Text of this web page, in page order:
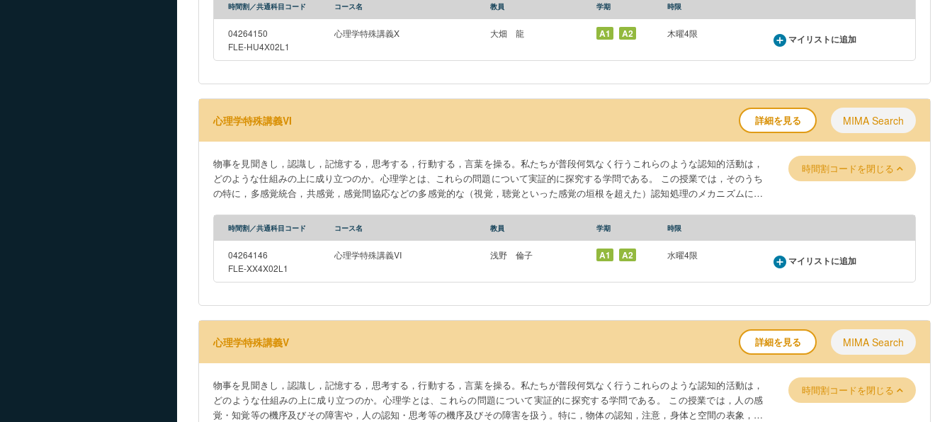
がどのように変容するのかを学ぶ。最終的には、自己と他者が関わり合う社会的相互作用の観点にまで議論を広げ、『私とは何か』
という問いを多角的に探究する。
時間割／共通科目コード コース名 教員 学期 時限
04264150
FLE-HU4X02L1
心理学特殊講義X 大畑 龍 A1 A2 木曜4限 マイリストに追加
心理学特殊講義VI 詳細を見る MIMA Search
物事を見聞きし，認識し，記憶する，思考する，行動する，言葉を操る。私たちが普段何気なく行うこれらのような認知的活動は，
どのような仕組みの上に成り立つのか。心理学とは、これらの問題について実証的に探究する学問である。 この授業では，そのうち
の特に，多感覚統合，共感覚，感覚間協応などの多感覚的な（視覚，聴覚といった感覚の垣根を超えた）認知処理のメカニズムにつ
識することについての，認知心理学的な観点からの理解を深めることを目標とする。
時間割コードを閉じる
時間割／共通科目コード コース名 教員 学期 時限
04264146
FLE-XX4X02L1
心理学特殊講義VI 浅野 倫子 A1 A2 水曜4限 マイリストに追加
心理学特殊講義V 詳細を見る MIMA Search
物事を見聞きし，認識し，記憶する，思考する，行動する，言葉を操る。私たちが普段何気なく行うこれらのような認知的活動は，
どのような仕組みの上に成り立つのか。心理学とは、これらの問題について実証的に探究する学問である。 この授業では，人の感
覚・知覚等の機序及びその障害や，人の認知・思考等の機序及びその障害を扱う。特に，物体の認知，注意，身体と空間の表象，言
時間割コードを閉じる